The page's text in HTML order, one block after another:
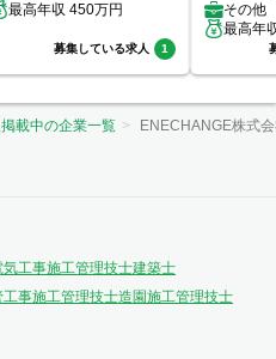
最高年収 450万円
募集している求人 1
エア8F
その他
最高年
載中の企業一覧 ENECHANGE株式
気工事施工管理技士建築士
工事施工管理技士造園施工管理技士